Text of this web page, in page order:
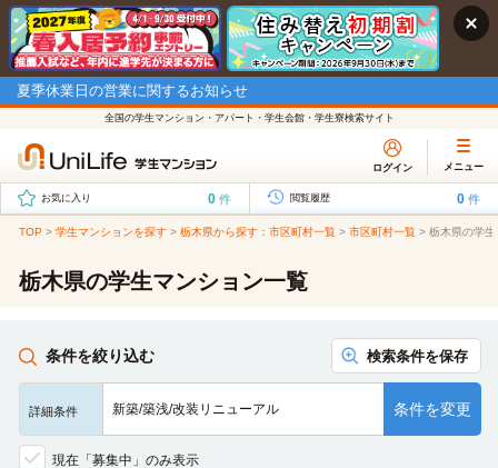
夏季休業日の営業に関するお知らせ
全国の学生マンション・アパート・学生会館・学生寮検索サイト
ログイン メニュー
お気に入り 0 件 閲覧履歴 0 件
TOP > 学生マンションを探す > 栃木県から探す：市区町村一覧 > 市区町村一覧 > 栃木県の学
栃木県の学生マンション一覧
条件を絞り込む 検索条件を保存
詳細条件 新築/築浅/改装リニューアル 条件を変更
現在「募集中」のみ表示